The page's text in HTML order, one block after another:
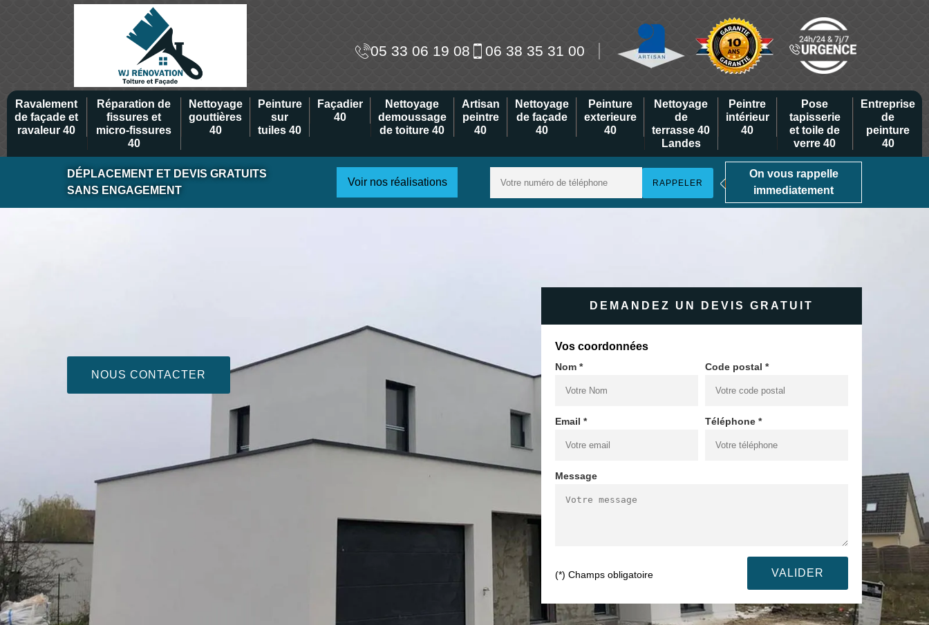
05 33 06 19 08 06 38 35 31 00
Ravalement
de façade et
ravaleur 40
Réparation de
fissures et
micro-fissures
40
Nettoyage
gouttières
40
Peinture
sur
tuiles 40
Façadier
40
Nettoyage
demoussage
de toiture 40
Artisan
peintre
40
Nettoyage
de façade
40
Peinture
exterieure
40
Nettoyage
de
terrasse 40
Landes
Peintre
intérieur
40
Pose
tapisserie
et toile de
verre 40
Entreprise
de
peinture
40
DÉPLACEMENT ET DEVIS GRATUITS
SANS ENGAGEMENT
Voir nos réalisations
On vous rappelle
immediatement
NOUS CONTACTER
DEMANDEZ UN DEVIS GRATUIT
Vos coordonnées
Nom * Code postal *
Email * Téléphone *
Message
(*) Champs obligatoire